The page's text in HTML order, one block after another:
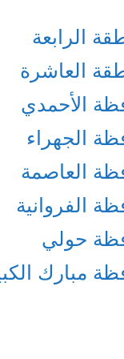
الرابعة
العاشرة
الأحمدي
الجهراء
العاصمة
الفروانية
حولي
مبارك